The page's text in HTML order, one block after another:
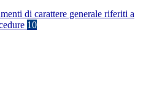
di carattere generale riferiti a
10